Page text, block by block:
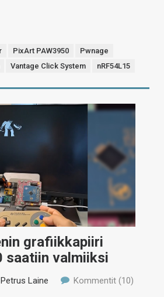
PixArt PAW3950
Pwnage
Vantage Click System nRF54L15
grafiikkapiiri
saatiin valmiiksi
Petrus Laine Kommentit (10)